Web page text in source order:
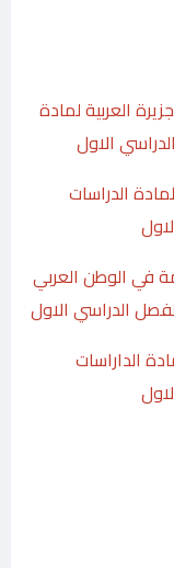
العربية لمادة
الاول
الدراسات
في الوطن العربي
الدراسي الاول
الداراسات